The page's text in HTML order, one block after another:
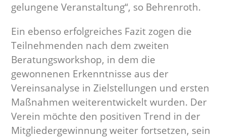
gelungene Veranstaltung“, so Behrenroth.
Ein ebenso erfolgreiches Fazit zogen die
Teilnehmenden nach dem zweiten
Beratungsworkshop, in dem die
gewonnenen Erkenntnisse aus der
Vereinsanalyse in Zielstellungen und ersten
Maßnahmen weiterentwickelt wurden. Der
Verein möchte den positiven Trend in der
Mitgliedergewinnung weiter fortsetzen, sein